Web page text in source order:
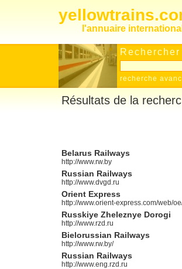
l'annuaire
recherche
Résultats de la
Belarus Railways
http://www.rw.by
Russian Railways
http://www.dvgd.ru
Orient Express
http://www.orient-express.com/web/
Russkiye Zheleznye Dorogi
http://www.rzd.ru
Bielorussian Railways
http://www.rw.by/
Russian Railways
http://www.eng.rzd.ru